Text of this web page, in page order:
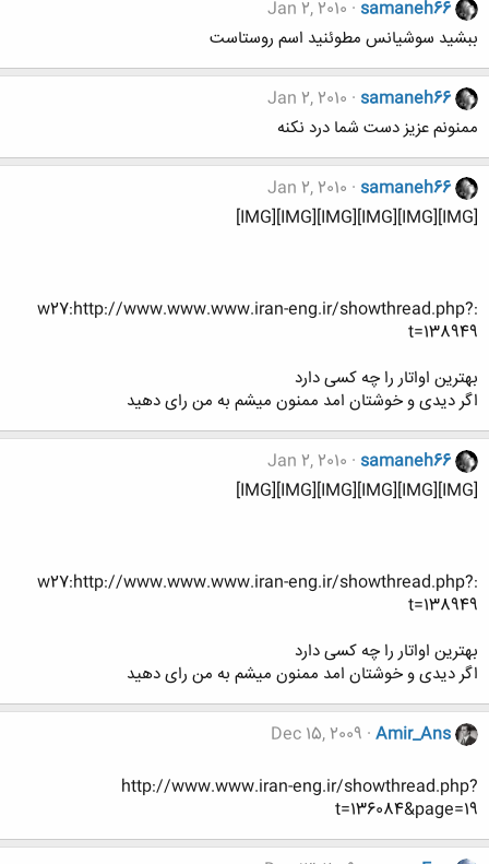
samaneh66
Jan 2, 2010
ببشید سوشیانس مطوئنید اسم روستاست
samaneh66
Jan 2, 2010
ممنونم عزیز دست شما درد نکنه
samaneh66
Jan 2, 2010
[IMG][IMG][IMG][IMG][IMG][IMG]
:w27:http://www.www.www.iran-eng.ir/showthread.php?
t=138949
بهترین اواتار را چه کسی دارد
اگر دیدی و خوشتان امد ممنون میشم به من رای دهید
samaneh66
Jan 2, 2010
[IMG][IMG][IMG][IMG][IMG][IMG]
:w27:http://www.www.www.iran-eng.ir/showthread.php?
t=138949
بهترین اواتار را چه کسی دارد
اگر دیدی و خوشتان امد ممنون میشم به من رای دهید
Amir_Ans
Dec 15, 2009
http://www.www.iran-eng.ir/showthread.php?
t=136084&page=19